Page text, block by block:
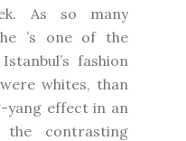
As so many
’s one of the
fashion
whites, than
yang effect in an
the contrasting